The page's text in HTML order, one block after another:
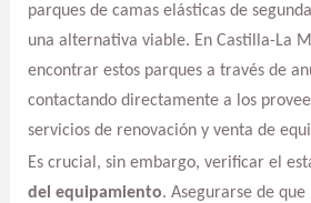
parques de camas elásticas de
una alternativa viable. En Castilla-La
encontrar estos parques a través de
contactando directamente a los
servicios de renovación y venta de
Es crucial, sin embargo, verificar el
del equipamiento. Asegurarse de